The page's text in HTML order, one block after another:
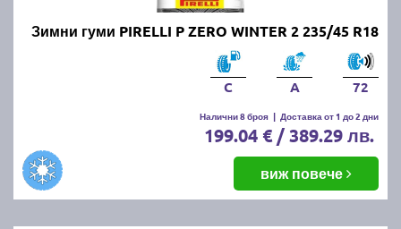
Зимни гуми PIRELLI P ZERO WINTER 2 235/45 R18
C A 72
Налични 8 броя | Доставка от 1 до 2 дни
199.04 € / 389.29 лв.
виж повече